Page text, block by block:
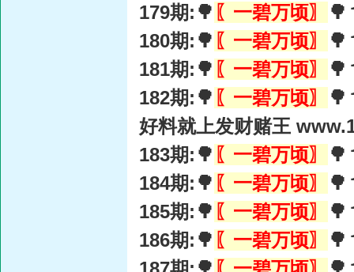
179期:🌳 〖一碧万顷〗
180期:🌳 〖一碧万顷〗
181期:🌳 〖一碧万顷〗
182期:🌳 〖一碧万顷〗
好料就上发财赌王
183期:🌳 〖一碧万顷〗
184期:🌳 〖一碧万顷〗
185期:🌳 〖一碧万顷〗
186期:🌳 〖一碧万顷〗